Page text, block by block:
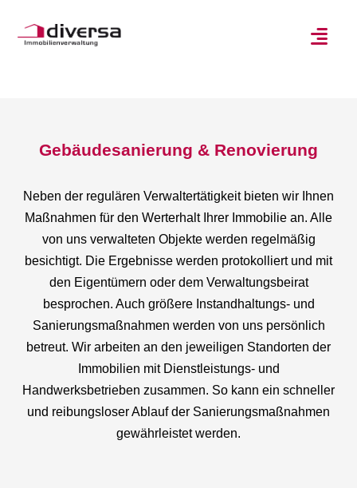
Gebäudesanierung & Renovierung
Neben der regulären Verwaltertätigkeit bieten wir Ihnen
Maßnahmen für den Werterhalt Ihrer Immobilie an. Alle
von uns verwalteten Objekte werden regelmäßig
besichtigt. Die Ergebnisse werden protokolliert und mit
den Eigentümern oder dem Verwaltungsbeirat
besprochen. Auch größere Instandhaltungs- und
Sanierungsmaßnahmen werden von uns persönlich
betreut. Wir arbeiten an den jeweiligen Standorten der
Immobilien mit Dienstleistungs- und
Handwerksbetrieben zusammen. So kann ein schneller
und reibungsloser Ablauf der Sanierungsmaßnahmen
gewährleistet werden.